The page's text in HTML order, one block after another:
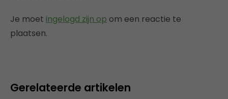
Je moet ingelogd zijn op om een reactie te
plaatsen.
Gerelateerde artikelen